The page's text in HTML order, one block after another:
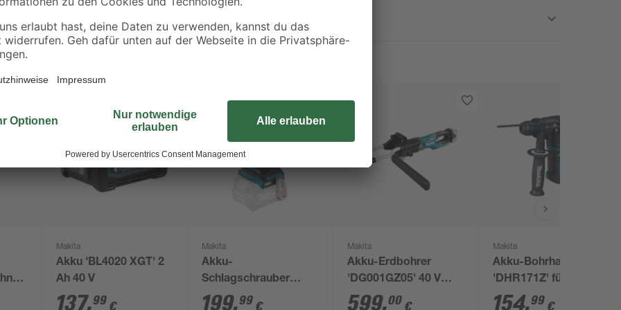
Makita
Akku 'BL4020 XGT' 2
Ah 40 V
137,99 €
Makita
Akku-
Schlagschrauber
'TD001GZ' 40 V ohne
199,99 €
Makita
Akku-Erdbohrer
'DG001GZ05' 40 V
ohne Akku und
599,00 €
Makita
Akku-Bohrhammer
'DHR171Z' für SDS-
Plus, ohne Akku, 18 V
154,99 €